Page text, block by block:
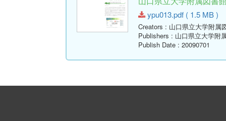
ypu013.pdf ( 1.5 MB )
Creators : 山口県立大学附属
Publishers : 山口県立大学附
Publish Date : 20090701